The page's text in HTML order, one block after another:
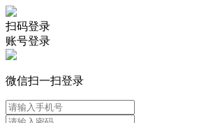
扫码登录
账号登录
微信扫一扫登录